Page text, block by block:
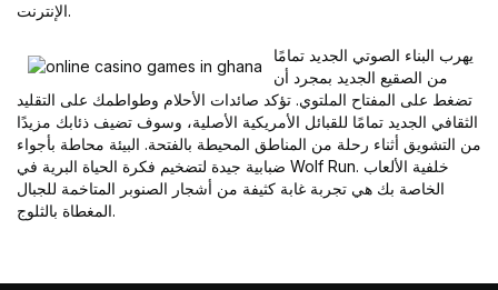
الإنترنت.
يهرب البناء الصوتي الجديد تمامًا
من الصقيع الجديد بمجرد أن
تضغط على المفتاح الملتوي. تؤكد صائدات الأحلام وطواطمك على التقليد
الثقافي الجديد تمامًا للقبائل الأمريكية الأصلية، وسوف تضيف ذئابك مزيدًا
من التشويق أثناء رحلة من المناطق المحيطة بالفتحة. البيئة محاطة بأجواء
ضبابية جيدة لتضخيم فكرة الحياة البرية في Wolf Run. خلفية الألعاب
الخاصة بك هي تجربة غابة كثيفة من أشجار الصنوبر المتاخمة للجبال
المغطاة بالثلوج.